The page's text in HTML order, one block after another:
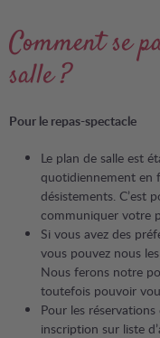
Comment se
salle ?
Pour le repas-spectacle
Le plan de salle est
quotidiennement en
désistements. C’est
communiquer votre
Si vous avez des
vous pouvez nous
Nous ferons notre
toutefois pouvoir
Pour les
inscription sur liste